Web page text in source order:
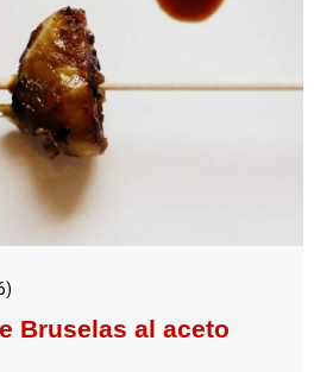
)
Bruselas al aceto